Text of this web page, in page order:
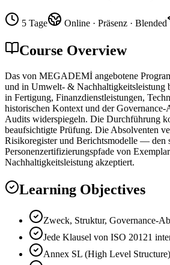
5 Tage Online · Präsenz · Blended
Course Overview
Das von MEGADEMİ angebotene
und in Umwelt- & Nachhaltigkeitsleistung
in Fertigung, Finanzdienstleistungen,
historischen Kontext und der
Audits widerspiegeln. Die Durchführung
beaufsichtigte Prüfung. Die Absolventen
Risikoregister und Berichtsmodelle — den
Personenzertifizierungspfade von
Nachhaltigkeitsleistung akzeptiert.
Learning Objectives
Zweck, Struktur, Governance-
Jede Klausel von ISO 20121
Annex SL (High Level